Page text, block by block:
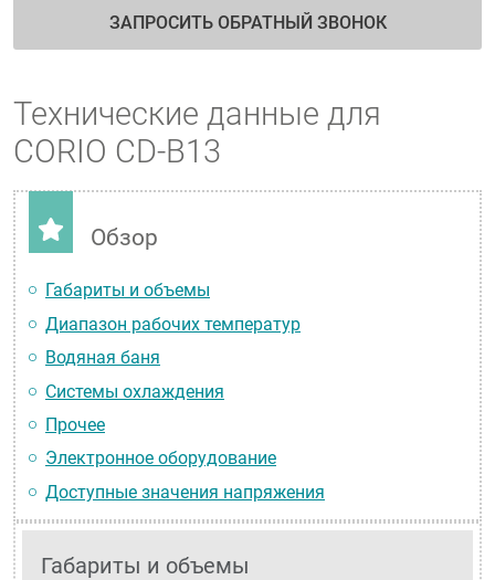
ЗАПРОСИТЬ ОБРАТНЫЙ ЗВОНОК
Технические данные для
CORIO CD-B13
Обзор
Габариты и объемы
Диапазон рабочих температур
Водяная баня
Системы охлаждения
Прочее
Электронное оборудование
Доступные значения напряжения
Габариты и объемы